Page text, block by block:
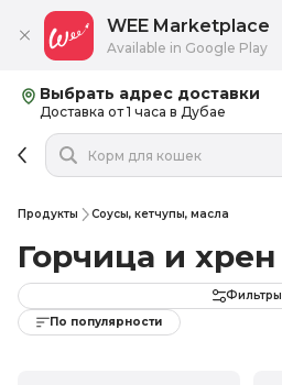
Выбрать адрес доставки
Доставка от 1 часа в Дубае
Продукты Соусы, кетчупы, масла
Горчица и хрен
Фильтры
По популярности
WEE Marketplace
Available in Google Play